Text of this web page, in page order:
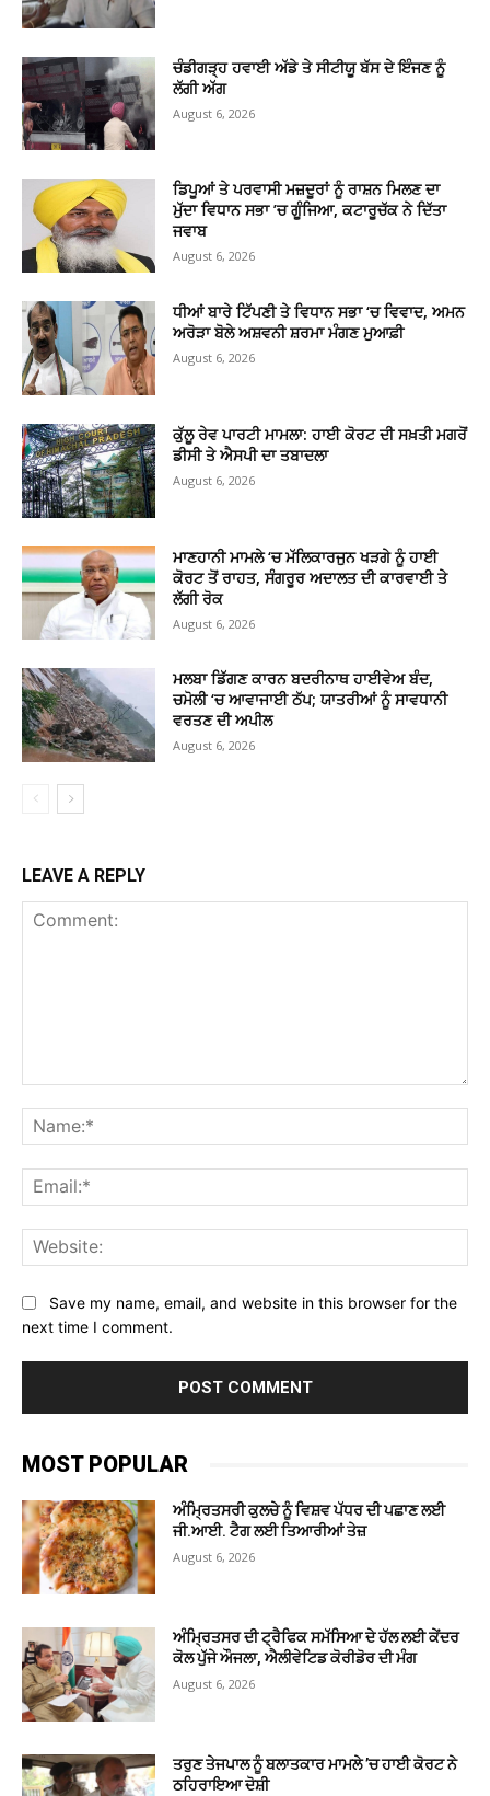
ਚੰਡੀਗੜ੍ਹ ਹਵਾਈ ਅੱਡੇ ਤੇ ਸੀਟੀਯੂ ਬੱਸ ਦੇ ਇੰਜਣ ਨੂੰ
ਲੱਗੀ ਅੱਗ
August 6, 2026
ਡਿਪੂਆਂ ਤੇ ਪਰਵਾਸੀ ਮਜ਼ਦੂਰਾਂ ਨੂੰ ਰਾਸ਼ਨ ਮਿਲਣ ਦਾ
ਮੁੱਦਾ ਵਿਧਾਨ ਸਭਾ ’ਚ ਗੂੰਜਿਆ, ਕਟਾਰੂਚੱਕ ਨੇ ਦਿੱਤਾ
ਜਵਾਬ
August 6, 2026
ਧੀਆਂ ਬਾਰੇ ਟਿੱਪਣੀ ਤੇ ਵਿਧਾਨ ਸਭਾ ‘ਚ ਵਿਵਾਦ, ਅਮਨ
ਅਰੋੜਾ ਬੋਲੇ ਅਸ਼ਵਨੀ ਸ਼ਰਮਾ ਮੰਗਣ ਮੁਆਫ਼ੀ
August 6, 2026
ਕੁੱਲੂ ਰੇਵ ਪਾਰਟੀ ਮਾਮਲਾ: ਹਾਈ ਕੋਰਟ ਦੀ ਸਖ਼ਤੀ ਮਗਰੋਂ
ਡੀਸੀ ਤੇ ਐਸਪੀ ਦਾ ਤਬਾਦਲਾ
August 6, 2026
ਮਾਣਹਾਨੀ ਮਾਮਲੇ ‘ਚ ਮੱਲਿਕਾਰਜੁਨ ਖੜਗੇ ਨੂੰ ਹਾਈ
ਕੋਰਟ ਤੋਂ ਰਾਹਤ, ਸੰਗਰੂਰ ਅਦਾਲਤ ਦੀ ਕਾਰਵਾਈ ਤੇ
ਲੱਗੀ ਰੋਕ
August 6, 2026
ਮਲਬਾ ਡਿੱਗਣ ਕਾਰਨ ਬਦਰੀਨਾਥ ਹਾਈਵੇਅ ਬੰਦ,
ਚਮੋਲੀ ‘ਚ ਆਵਾਜਾਈ ਠੱਪ; ਯਾਤਰੀਆਂ ਨੂੰ ਸਾਵਧਾਨੀ
ਵਰਤਣ ਦੀ ਅਪੀਲ
August 6, 2026
LEAVE A REPLY
Save my name, email, and website in this browser for the
next time I comment.
MOST POPULAR
ਅੰਮ੍ਰਿਤਸਰੀ ਕੁਲਚੇ ਨੂੰ ਵਿਸ਼ਵ ਪੱਧਰ ਦੀ ਪਛਾਣ ਲਈ
ਜੀ.ਆਈ. ਟੈਗ ਲਈ ਤਿਆਰੀਆਂ ਤੇਜ਼
August 6, 2026
ਅੰਮ੍ਰਿਤਸਰ ਦੀ ਟ੍ਰੈਫਿਕ ਸਮੱਸਿਆ ਦੇ ਹੱਲ ਲਈ ਕੇਂਦਰ
ਕੋਲ ਪੁੱਜੇ ਔਜਲਾ, ਐਲੀਵੇਟਿਡ ਕੋਰੀਡੋਰ ਦੀ ਮੰਗ
August 6, 2026
ਤਰੁਣ ਤੇਜਪਾਲ ਨੂੰ ਬਲਾਤਕਾਰ ਮਾਮਲੇ ’ਚ ਹਾਈ ਕੋਰਟ ਨੇ
ਠਹਿਰਾਇਆ ਦੋਸ਼ੀ